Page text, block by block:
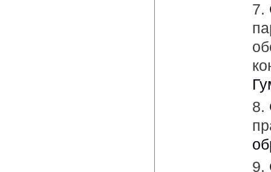
7.
8.
9.